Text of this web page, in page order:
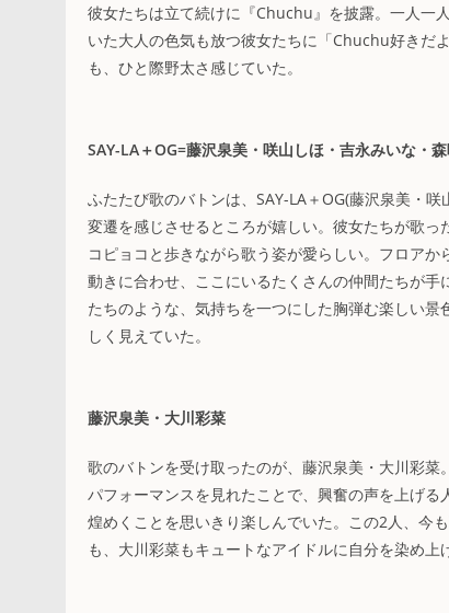
彼女たちは立て続けに『Chuchu』を披露。一人一
いた大人の色気も放つ彼女たちに「Chuchu好きだ
も、ひと際野太さ感じていた。
SAY-LA＋OG=藤沢泉美・咲山しほ・吉永みいな・
ふたたび歌のバトンは、SAY-LA＋OG(藤沢泉美・
変遷を感じさせるところが嬉しい。彼女たちが歌
コピョコと歩きながら歌う姿が愛らしい。フロア
動きに合わせ、ここにいるたくさんの仲間たちが
たちのような、気持ちを一つにした胸弾む楽しい
しく見えていた。
藤沢泉美・大川彩菜
歌のバトンを受け取ったのが、藤沢泉美・大川彩
パフォーマンスを見れたことで、興奮の声を上げ
煌めくことを思いきり楽しんでいた。この2人、今
も、大川彩菜もキュートなアイドルに自分を染め上